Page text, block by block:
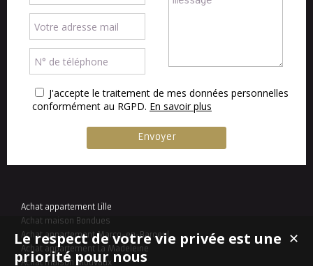
J'accepte le traitement de mes données personnelles
conformément au RGPD. En savoir plus
Achat appartement Lille
Achat maison Bondues
Achat appartement Marcq-en-Baroeul
Achat appartement La Madeleine
Achat maison Mouvaux
✕
Le respect de votre vie privée est une
priorité pour nous